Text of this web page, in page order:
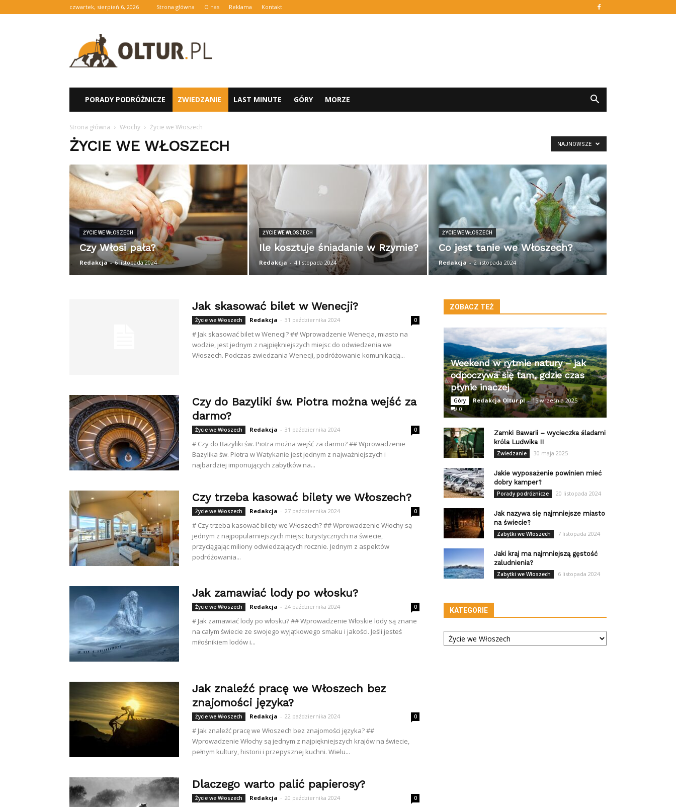
czwartek, sierpień 6, 2026 Strona główna O nas Reklama Kontakt
oltur.pl
PORADY PODRÓŻNICZE ZWIEDZANIE LAST MINUTE GÓRY MORZE
Strona główna Włochy Życie we Włoszech
ŻYCIE WE WŁOSZECH NAJNOWSZE
ŻYCIE WE WŁOSZECH
Czy Włosi pała?
Redakcja - 6 listopada 2024
ŻYCIE WE WŁOSZECH
Ile kosztuje śniadanie w Rzymie?
Redakcja - 4 listopada 2024
ŻYCIE WE WŁOSZECH
Co jest tanie we Włoszech?
Redakcja - 2 listopada 2024
Jak skasować bilet w Wenecji?
Życie we Włoszech Redakcja - 31 października 2024 0
# Jak skasować bilet w Wenecji? ## Wprowadzenie Wenecja, miasto na
wodzie, jest jednym z najpiękniejszych miejsc do odwiedzenia we
Włoszech. Podczas zwiedzania Wenecji, podróżowanie komunikacją...
Czy do Bazyliki św. Piotra można wejść za
darmo?
Życie we Włoszech Redakcja - 31 października 2024 0
# Czy do Bazyliki św. Piotra można wejść za darmo? ## Wprowadzenie
Bazylika św. Piotra w Watykanie jest jednym z najważniejszych i
najbardziej imponujących zabytków na...
Czy trzeba kasować bilety we Włoszech?
Życie we Włoszech Redakcja - 27 października 2024 0
# Czy trzeba kasować bilety we Włoszech? ## Wprowadzenie Włochy są
jednym z najpopularniejszych miejsc turystycznych na świecie,
przyciągając miliony odwiedzających rocznie. Jednym z aspektów
podróżowania...
Jak zamawiać lody po włosku?
Życie we Włoszech Redakcja - 24 października 2024 0
# Jak zamawiać lody po włosku? ## Wprowadzenie Włoskie lody są znane
na całym świecie ze swojego wyjątkowego smaku i jakości. Jeśli jesteś
miłośnikiem lodów i...
Jak znaleźć pracę we Włoszech bez
znajomości języka?
Życie we Włoszech Redakcja - 22 października 2024 0
# Jak znaleźć pracę we Włoszech bez znajomości języka? ##
Wprowadzenie Włochy są jednym z najpiękniejszych krajów na świecie,
pełnym kultury, historii i przepysznej kuchni. Wielu...
Dlaczego warto palić papierosy?
Życie we Włoszech Redakcja - 20 października 2024 0
ZOBACZ TEŻ
Weekend w rytmie natury – jak
odpoczywa się tam, gdzie czas
płynie inaczej
Góry Redakcja Oltur.pl - 15 września 2025
0
Zamki Bawarii – wycieczka śladami
króla Ludwika II
Zwiedzanie 30 maja 2025
Jakie wyposażenie powinien mieć
dobry kamper?
Porady podróżnicze 20 listopada 2024
Jak nazywa się najmniejsze miasto
na świecie?
Zabytki we Włoszech 7 listopada 2024
Jaki kraj ma najmniejszą gęstość
zaludnienia?
Zabytki we Włoszech 6 listopada 2024
KATEGORIE
Kategorie